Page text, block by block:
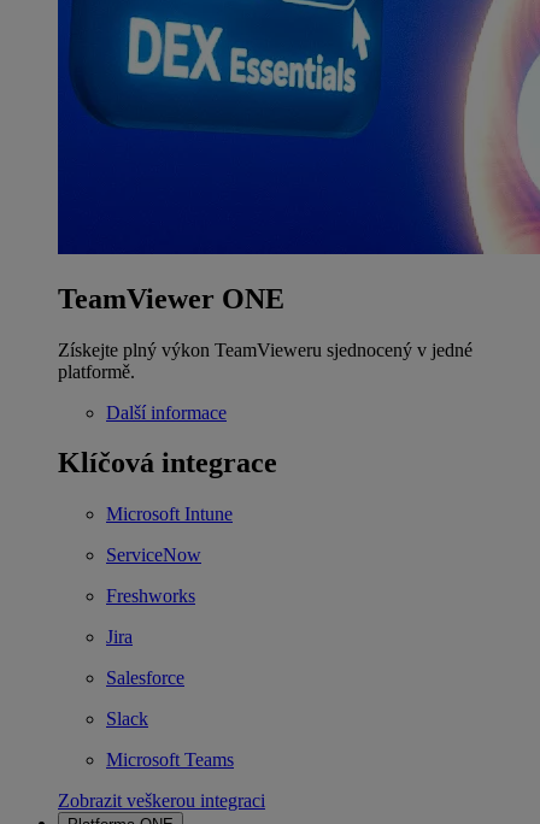
TeamViewer ONE
Získejte plný výkon TeamVieweru sjednocený v jedné
platformě.
Další informace
Klíčová integrace
Microsoft Intune
ServiceNow
Freshworks
Jira
Salesforce
Slack
Microsoft Teams
Zobrazit veškerou integraci